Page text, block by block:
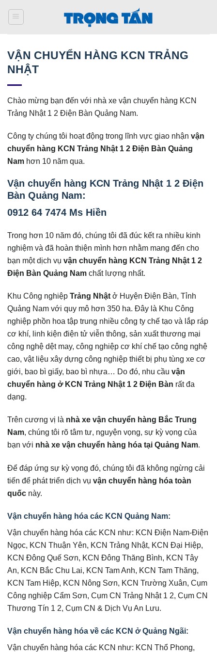
qua
VẬN CHUYỂN HÀNG KCN TRẢNG
NHẬT
Chào mừng bạn đến với nhà xe vận chuyển hàng KCN
Trảng Nhật 1 2 Điện Bàn Quảng Nam.
Công ty chúng tôi hoạt động trong lĩnh vực giao nhận vận
chuyển hàng KCN Trảng Nhật 1 2 Điện Bàn Quảng
Nam hơn 10 năm qua.
Vận chuyển hàng KCN Trảng Nhật 1 2 Điện
Bàn Quảng Nam:
0912 64 7474 Ms Hiền
Trong hơn 10 năm đó, chúng tôi đã đúc kết ra nhiều kinh
nghiệm và đã hoàn thiện mình hơn nhằm mang đến cho
bạn một dịch vụ vận chuyển hàng KCN Trảng Nhật 1 2
Điện Bàn Quảng Nam chất lượng nhất.
Khu Công nghiệp Trảng Nhật ở Huyện Điện Bàn, Tỉnh
Quảng Nam với quy mô hơn 350 ha. Đây là Khu Công
nghiệp phồn hoa tập trung nhiều công ty chế tạo và lắp ráp
cơ khí, linh kiện điện tử viễn thông, sản xuất thương mại
công nghệ dệt may, công nghiệp cơ khí chế tạo công nghệ
cao, vật liệu xây dựng công nghiệp thiết bị phụ tùng xe cơ
giới, bao bì giấy, bao bì nhựa… Do đó, nhu cầu vận
chuyển hàng ở KCN Trảng Nhật 1 2 Điện Bàn rất đa
dạng.
Trên cương vị là nhà xe vận chuyển hàng Bắc Trung
Nam, chúng tôi rõ tâm tư, nguyện vọng, sự kỳ vọng của
bạn với nhà xe vận chuyển hàng hóa tại Quảng Nam.
Để đáp ứng sự kỳ vọng đó, chúng tôi đã không ngừng cải
tiến để phát triển dịch vụ vận chuyển hàng hóa toàn
quốc này.
Vận chuyển hàng hóa các KCN Quảng Nam:
Vận chuyển hàng hóa các KCN như: KCN Điện Nam-Điện
Ngọc, KCN Thuận Yên, KCN Trảng Nhật, KCN Đại Hiệp,
KCN Đông Quế Sơn, KCN Đông Thăng Bình, KCN Tây
An, KCN Bắc Chu Lai, KCN Tam Anh, KCN Tam Thăng,
KCN Tam Hiệp, KCN Nông Sơn, KCN Trường Xuân, Cụm
Công nghiệp Cẩm Sơn, Cụm CN Trảng Nhật 1 2, Cụm CN
Thương Tín 1 2, Cụm CN & Dịch Vụ An Lưu.
Vận chuyển hàng hóa về các KCN ở Quảng Ngãi:
Vận chuyển hàng hóa các KCN như: KCN Thổ Phong,